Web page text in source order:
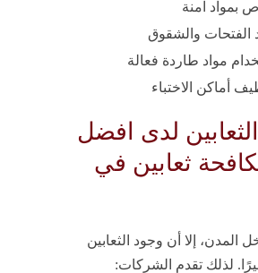
بمواد آمنة
الفتحات والشقوق
مواد طاردة فعالة
أماكن الاختباء
الثعابين لدى افضل
ثعابين في
المدن، إلا أن وجود الثعابين
لذلك تقدم الشركات: